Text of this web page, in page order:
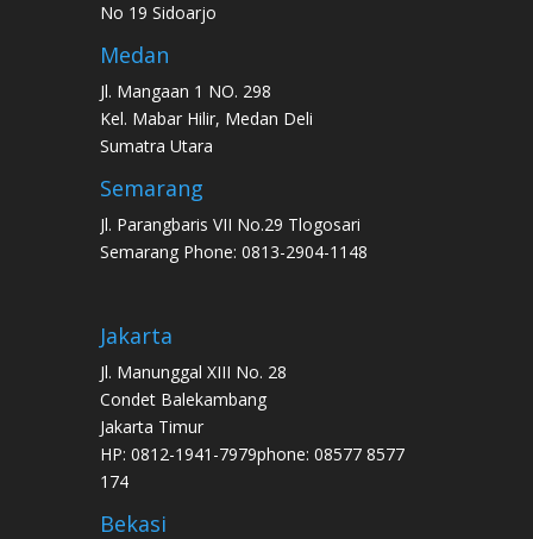
No 19 Sidoarjo
Medan
Jl. Mangaan 1 NO. 298
Kel. Mabar Hilir, Medan Deli
Sumatra Utara
Semarang
Jl. Parangbaris VII No.29 Tlogosari
Semarang Phone: 0813-2904-1148
Jakarta
Jl. Manunggal XIII No. 28
Condet Balekambang
Jakarta Timur
HP: 0812-1941-7979phone: 08577 8577
174
Bekasi